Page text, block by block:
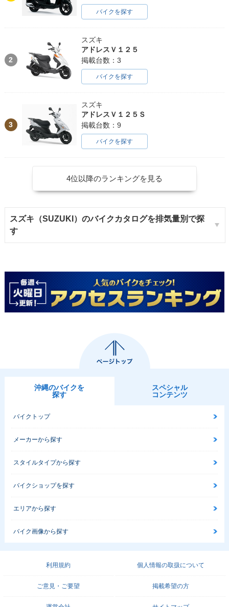
バイクを探す
2
スズキ
アドレスＶ１２５
掲載台数：3
バイクを探す
3
スズキ
アドレスＶ１２５Ｓ
掲載台数：9
バイクを探す
4位以降のランキングを見る
スズキ（SUZUKI）のバイクカタログを排気量別で探
す
沖縄のバイクを
探す
スペシャル
コンテンツ
バイクトップ
メーカーから探す
スタイルタイプから探す
バイクショップを探す
エリアから探す
バイク画像から探す
利用規約 個人情報の取扱について
ご意見・ご要望 掲載希望の方